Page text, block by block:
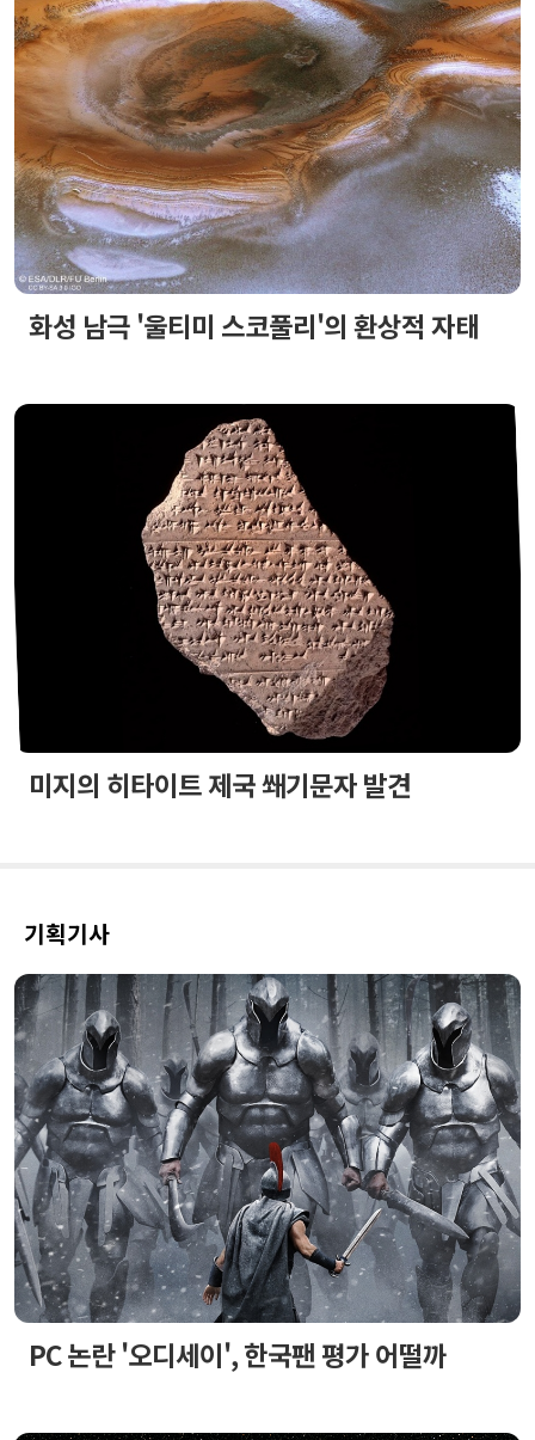
화성 남극 '울티미 스코풀리'의 환상적 자태
미지의 히타이트 제국 쐐기문자 발견
기획기사
PC 논란 '오디세이', 한국팬 평가 어떨까